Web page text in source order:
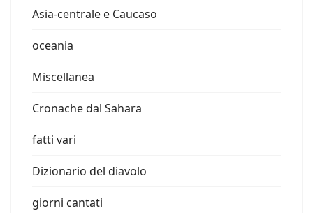
Asia-centrale e Caucaso
oceania
Miscellanea
Cronache dal Sahara
fatti vari
Dizionario del diavolo
giorni cantati